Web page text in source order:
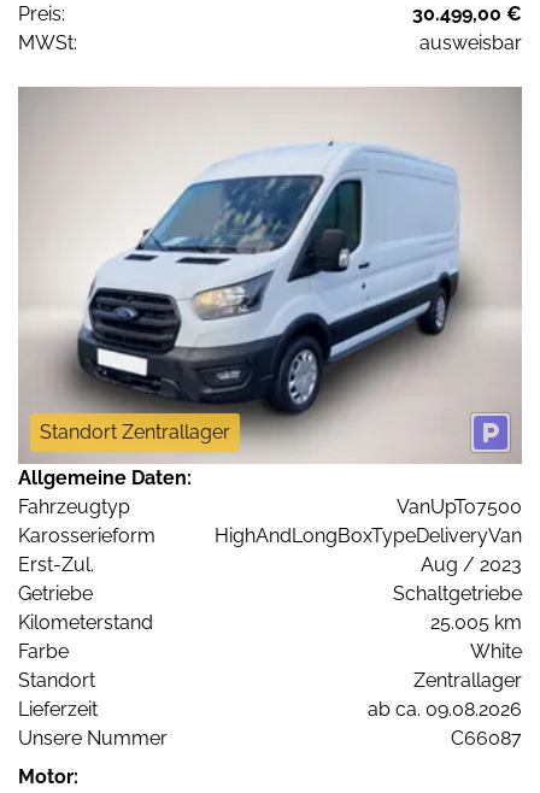
Preis:
30.499,00 €
MWSt:
ausweisbar
Standort Zentrallager
Allgemeine Daten:
Fahrzeugtyp
VanUpTo7500
Karosserieform
HighAndLongBoxTypeDeliveryVan
Erst-Zul.
Aug / 2023
Getriebe
Schaltgetriebe
Kilometerstand
25.005 km
Farbe
White
Standort
Zentrallager
Lieferzeit
ab ca. 09.08.2026
Unsere Nummer
C66087
Motor: